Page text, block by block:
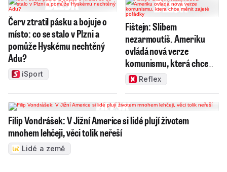
Červ ztratil pásku a bojuje o
místo: co se stalo v Plzni a
pomůže Hyskému nechtěný
Adu?
iSport
Fištejn: Slibem
nezarmoutíš. Ameriku
ovládá nová verze
komunismu, která chce
měnit zajeté pořádky
Reflex
Filip Vondrášek: V Jižní Americe si lidé plují životem
mnohem lehčeji, věci tolik neřeší
Lidé a země